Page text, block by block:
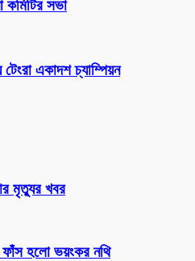
কমিটির সভা
একাদশ চ্যাম্পিয়ন
মৃত্যুর খবর
ফাঁস হলো ভয়ংকর নথি